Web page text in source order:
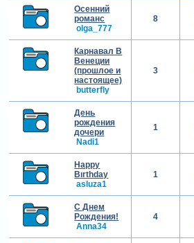
Осенний
романс
olga_777
8
Карнавал В
Венеции
(прошлое и
настоящее)
butterfly
3
День
рождения
дочери
Nadi1
1
Happy
Bırthday
asluza1
1
С Днем
Рождения!
Anna34
4